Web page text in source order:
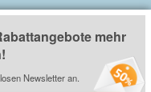
300€ eingelöst werden.
mehr
Newsletter an.